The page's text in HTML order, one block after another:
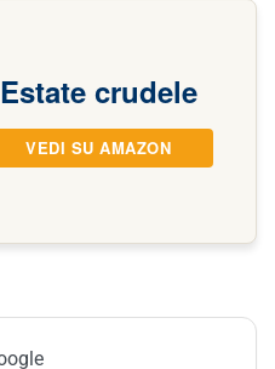
Estate crudele
VEDI SU AMAZON